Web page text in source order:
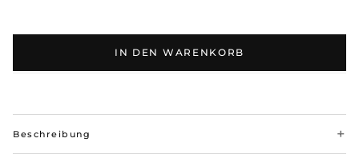
IN DEN WARENKORB
Beschreibung